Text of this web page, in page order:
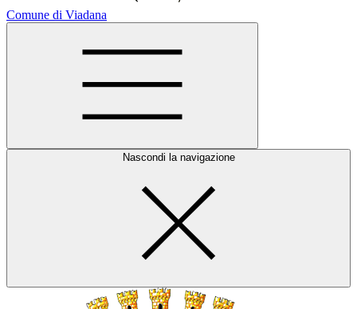
Comune di Viadana
Nascondi la navigazione